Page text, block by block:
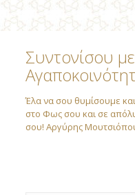
Συντονίσου
Έλα να σου θυμίσουμε και
στο Φως σου και σε
σου! Αργύρης